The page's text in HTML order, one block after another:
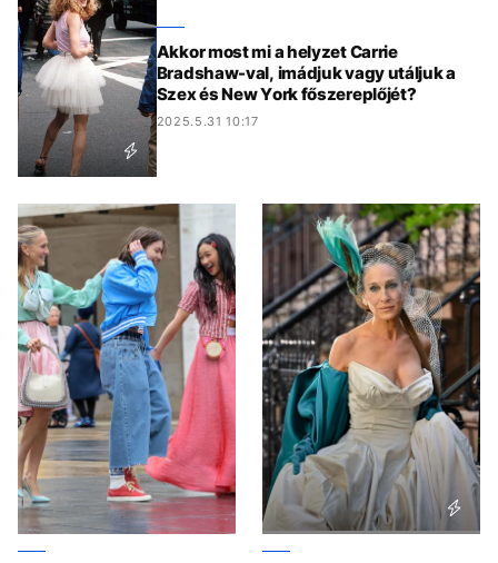
Akkor most mi a helyzet Carrie
Bradshaw-val, imádjuk vagy utáljuk a
Szex és New York főszereplőjét?
2025.5.31 10:17